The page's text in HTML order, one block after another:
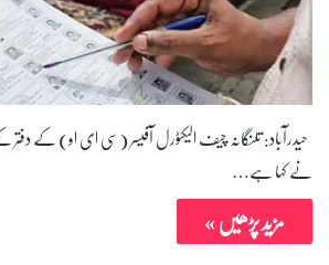
حیدرآباد: تلنگانہ چیف الیکٹورل آفیسر (سی ای او) کے دفتر
نے کہا ہے…
مزید پڑھیں »